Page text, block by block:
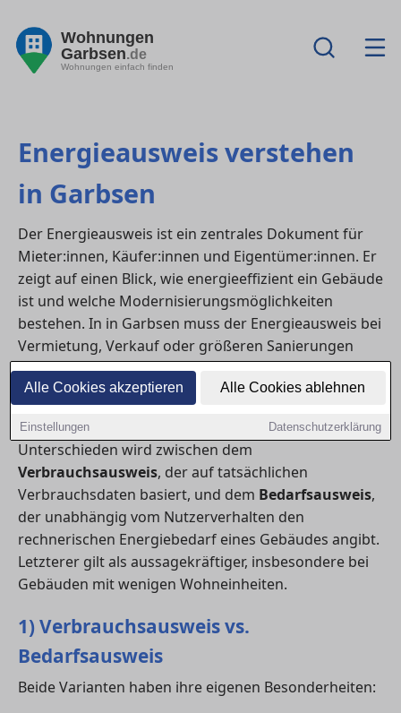
Alle Cookies akzeptieren Alle Cookies ablehnen
Einstellungen Datenschutzerklärung
Wohnungen
Garbsen.de
Wohnungen einfach finden
Energieausweis verstehen
in Garbsen
Der Energieausweis ist ein zentrales Dokument für
Mieter:innen, Käufer:innen und Eigentümer:innen. Er
zeigt auf einen Blick, wie energieeffizient ein Gebäude
ist und welche Modernisierungsmöglichkeiten
bestehen. In in Garbsen muss der Energieausweis bei
Vermietung, Verkauf oder größeren Sanierungen
verpflichtend vorgelegt werden. Viele Kennzahlen
wirken auf den ersten Blick kompliziert – dieser
Unterschieden wird zwischen dem
Verbrauchsausweis, der auf tatsächlichen
Verbrauchsdaten basiert, und dem Bedarfsausweis,
der unabhängig vom Nutzerverhalten den
rechnerischen Energiebedarf eines Gebäudes angibt.
Letzterer gilt als aussagekräftiger, insbesondere bei
Gebäuden mit wenigen Wohneinheiten.
1) Verbrauchsausweis vs.
Bedarfsausweis
Beide Varianten haben ihre eigenen Besonderheiten: